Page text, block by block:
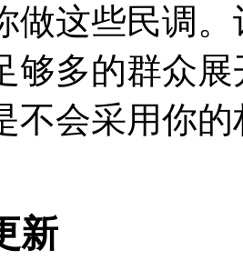
做这些民调
够多的群众
不会采用你
新